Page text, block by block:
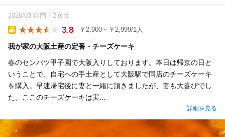
2026/03 訪問 2回目
3.8 ￥2,000～￥2,999/1人
我が家の大阪土産の定番・チーズケーキ
春のセンバツ甲子園で大阪入りしております。本日は帰京の日と
いうことで、自宅への手土産として大阪駅で同店のチーズケーキ
を購入。早速帰宅後に妻と一緒に頂きましたが、妻も大喜びでし
た。ここのチーズケーキは実...
詳細を見る